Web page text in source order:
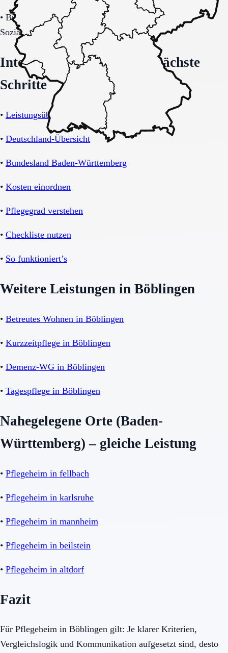
• Budget-/Kostenträgerrahmen (privat, Pflegekasse,
Sozialhilfe möglich).
Interne Orientierung und nächste
Schritte
• Leistungsübersicht Pflegeheim
• Deutschland-Übersicht
• Bundesland Baden-Württemberg
• Kosten einordnen
• Pflegegrad verstehen
• Checkliste nutzen
• So funktioniert’s
Weitere Leistungen in Böblingen
• Betreutes Wohnen in Böblingen
• Kurzzeitpflege in Böblingen
• Demenz-WG in Böblingen
• Tagespflege in Böblingen
Nahegelegene Orte (Baden-
Württemberg) – gleiche Leistung
• Pflegeheim in fellbach
• Pflegeheim in karlsruhe
• Pflegeheim in mannheim
• Pflegeheim in beilstein
• Pflegeheim in altdorf
Fazit
Für Pflegeheim in Böblingen gilt: Je klarer Kriterien,
Vergleichslogik und Kommunikation aufgesetzt sind, desto